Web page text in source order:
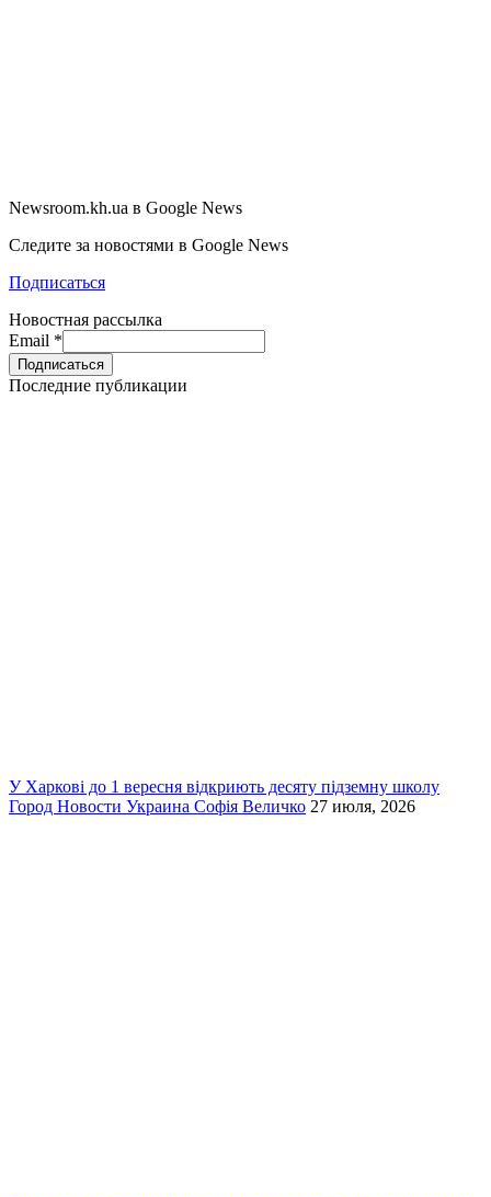
Newsroom.kh.ua в Google News
Следите за новостями в Google News
Подписаться
Новостная рассылка
Email *
Последние публикации
У Харкові до 1 вересня відкриють десяту підземну школу
Город Новости Украина Софія Величко 27 июля, 2026